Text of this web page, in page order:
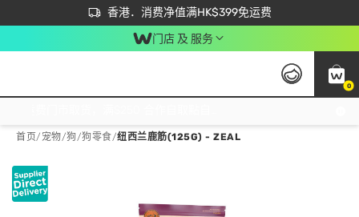
香港．消费净值满HK$399免运费
立即成为易赏钱会员尽享独家优惠
首次APP下单买满$450 输入 NEWAPP 即减$50
门店 及 服务
0
首页/ 宠物/狗/狗零食/纽西兰鹿筋(125G) - ZEAL